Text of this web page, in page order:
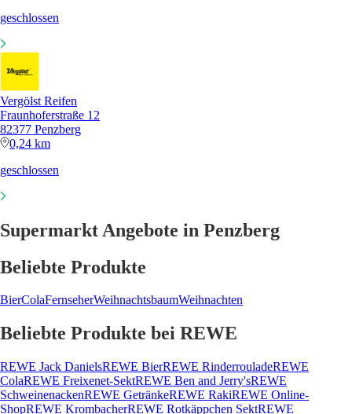
geschlossen
Vergölst Reifen
Fraunhoferstraße 12
82377 Penzberg
0,24 km
geschlossen
Supermarkt Angebote in Penzberg
Beliebte Produkte
BierColaFernseherWeihnachtsbaumWeihnachten
Beliebte Produkte bei REWE
REWE Jack DanielsREWE BierREWE RinderrouladeREWE
ColaREWE Freixenet-SektREWE Ben and Jerry'sREWE
SchweinenackenREWE GetränkeREWE RakiREWE Online-
ShopREWE KrombacherREWE Rotkäppchen SektREWE